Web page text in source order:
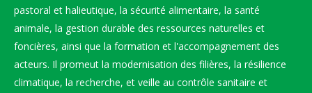
pastoral et halieutique, la sécurité alimentaire, la santé
animale, la gestion durable des ressources naturelles et
foncières, ainsi que la formation et l'accompagnement des
acteurs. Il promeut la modernisation des filières, la résilience
climatique, la recherche, et veille au contrôle sanitaire et